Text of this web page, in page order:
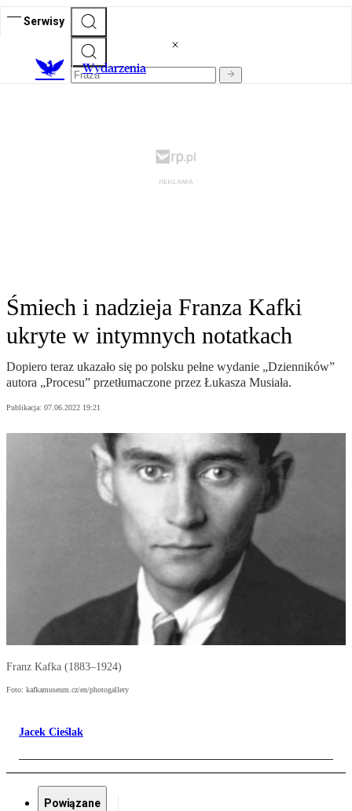
Serwisy
Wydarzenia
Śmiech i nadzieja Franza Kafki
ukryte w intymnych notatkach
Dopiero teraz ukazało się po polsku pełne wydanie „Dzienników”
autora „Procesu” przetłumaczone przez Łukasza Musiała.
Publikacja: 07.06.2022 19:21
Franz Kafka (1883–1924)
Foto: kafkamuseum.cz/en/photogallery
Jacek Cieślak
Powiązane